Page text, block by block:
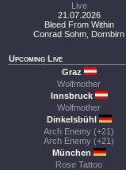
Live
21.07.2026
Bleed From Within
Conrad Sohm, Dornbirn
Upcoming Live
Graz
Wolfmother
Innsbruck
Wolfmother
Dinkelsbühl
Arch Enemy (+21)
Arch Enemy (+21)
München
Rose Tattoo